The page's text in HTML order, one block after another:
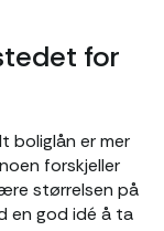
for
boliglån er mer
forskjeller
størrelsen på
en god idé å ta